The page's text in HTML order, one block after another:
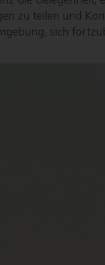
zu teilen und
sich